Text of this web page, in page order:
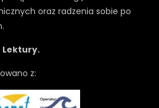
oraz radzenia sobie po
Lektury.
z: